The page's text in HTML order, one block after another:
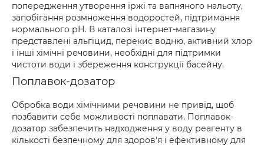
попередження утворення іржі та вапняного нальоту,
запобігання розмноження водоростей, підтримання
нормального рН. В каталозі інтернет-магазину
представлені альгіцид, перекис водню, активний хлор
і інші хімічні речовини, необхідні для підтримки
чистоти води і збереження конструкції басейну.
Поплавок-дозатор
Обробка води хімічними речовини не привід, щоб
позбавити себе можливості поплавати. Поплавок-
дозатор забезпечить надходження у воду реагенту в
кількості безпечному для здоров'я і ефективному для